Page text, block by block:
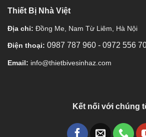
Thiết Bị Nhà Việt
Địa chỉ: Đồng Me, Nam Từ Liêm, Hà Nội
Điện thoại: 0987 787 960 - 0972 556
Email: info@thietbivesinhaz.com
Kết nối với chúng